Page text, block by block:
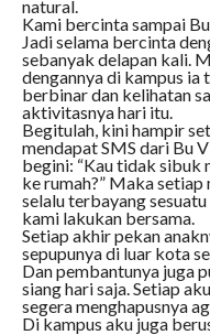
natural.
Kami bercinta sampai
Jadi selama bercinta
sebanyak delapan kali.
dengannya di kampus ia
berbinar dan kelihatan
aktivitasnya hari itu.
Begitulah, kini hampir
mendapat SMS dari Bu
begini: “Kau tidak sibuk
ke rumah?” Maka
selalu terbayang
kami lakukan bersama.
Setiap akhir pekan
sepupunya di luar kota
Dan pembantunya juga
siang hari saja. Setiap
segera menghapusnya
Di kampus aku juga